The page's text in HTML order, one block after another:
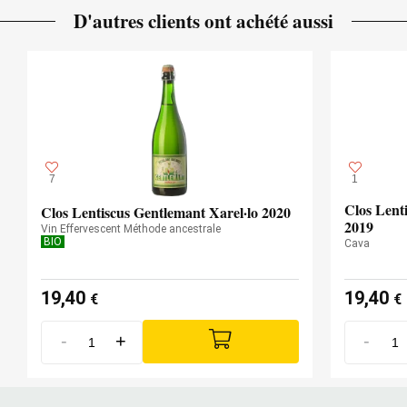
tasty, with an almost salty finish. 4,674 bottles
— Luis Gutiérrez (30/09/2022)
Robert Parker Wine Advocate
Millésime 2016 - 91 PARKER
D'autres clients ont achété aussi
7
Clos Lentiscus Gentlemant Xarel·lo 2020
Vin Effervescent Méthode ancestrale
BIO
19,40 €
- +
1
Clos
2019
Cava
19,40 €
-